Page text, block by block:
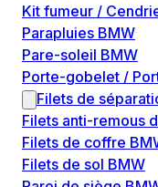
Kit fumeur /
Parapluies BMW
Pare-soleil BMW
Porte-gobelet /
Filets de
Filets anti-remous
Filets de coffre
Filets de sol BMW